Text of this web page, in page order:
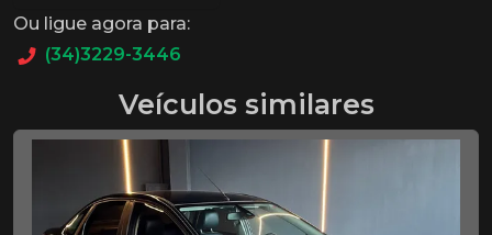
Ou ligue agora para:
(34)3229-3446
Veículos similares